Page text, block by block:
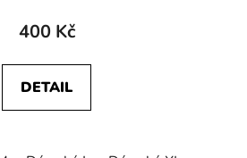
400 Kč
DETAIL